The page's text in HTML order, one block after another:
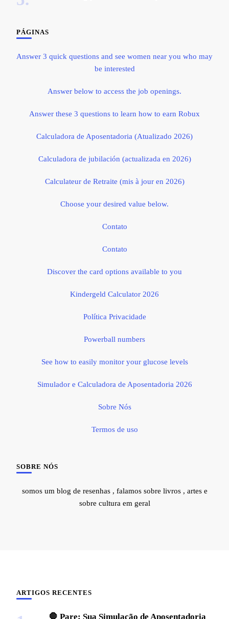
PÁGINAS
Answer 3 quick questions and see women near you who may
be interested
Answer below to access the job openings.
Answer these 3 questions to learn how to earn Robux
Calculadora de Aposentadoria (Atualizado 2026)
Calculadora de jubilación (actualizada en 2026)
Calculateur de Retraite (mis à jour en 2026)
Choose your desired value below.
Contato
Contato
Discover the card options available to you
Kindergeld Calculator 2026
Política Privacidade
Powerball numbers
See how to easily monitor your glucose levels
Simulador e Calculadora de Aposentadoria 2026
Sobre Nós
Termos de uso
SOBRE NÓS
somos um blog de resenhas , falamos sobre livros , artes e
sobre cultura em geral
ARTIGOS RECENTES
🛑 Pare: Sua Simulação de Aposentadoria